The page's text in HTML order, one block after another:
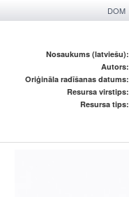
DOM
Nosaukums (latviešu):
Autors:
Oriģināla radīšanas datums:
Resursa virstips:
Resursa tips: